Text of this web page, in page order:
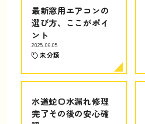
最新窓用エアコンの
選び方、ここがポイ
ント
2025.06.05
未分類
水道蛇口水漏れ修理
完了その後の安心確